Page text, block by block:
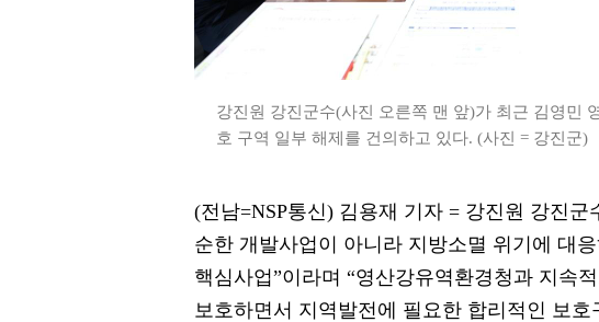
강진원 강진군수(사진 오른쪽 맨 앞)가 최근 김영민
호 구역 일부 해제를 건의하고 있다. (사진 = 강진군)
(전남=NSP통신) 김용재 기자 = 강진원 강진
순한 개발사업이 아니라 지방소멸 위기에 대
핵심사업”이라며 “영산강유역환경청과 지속
보호하면서 지역발전에 필요한 합리적인 보